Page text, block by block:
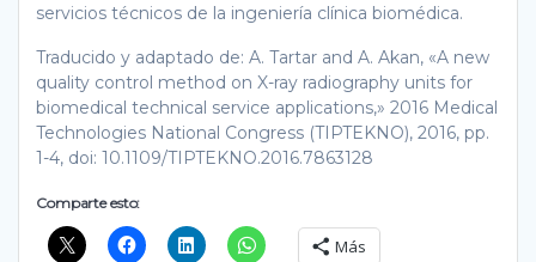
servicios técnicos de la ingeniería clínica biomédica.
Traducido y adaptado de: A. Tartar and A. Akan, «A new
quality control method on X-ray radiography units for
biomedical technical service applications,» 2016 Medical
Technologies National Congress (TIPTEKNO), 2016, pp.
1-4, doi: 10.1109/TIPTEKNO.2016.7863128
Comparte esto:
Más